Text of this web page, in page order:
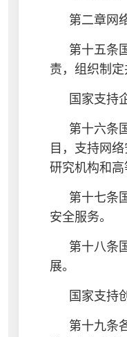
第二章网
第十五条
责，组织制
国家支持
第十六条
目，支持网
研究机构和高
第十七条
安全服务。
第十八条
展。
国家支持
第十九条